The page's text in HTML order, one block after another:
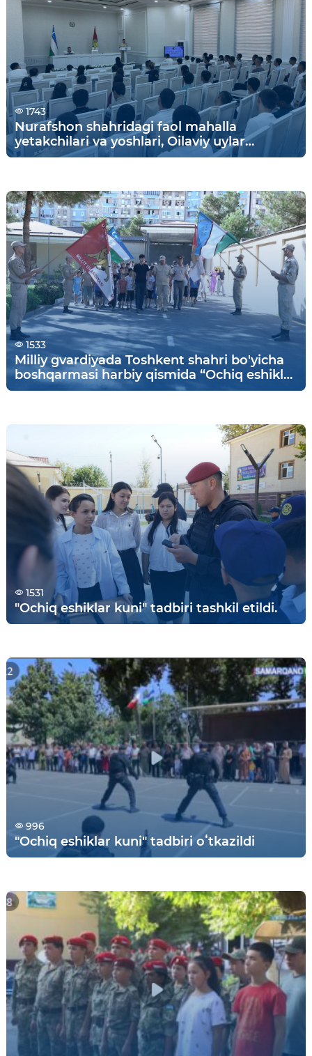
1743
Nurafshon shahridagi faol mahalla
yetakchilari va yoshlari, Oilaviy uylar
farzandlari ishtirokida “Rahbar va yoshlar
1533
Milliy gvardiyada Toshkent shahri bo'yicha
boshqarmasi harbiy qismida “Ochiq eshiklar
kuni”
1531
"Ochiq eshiklar kuni" tadbiri tashkil etildi.
996
"Ochiq eshiklar kuni" tadbiri oʻtkazildi